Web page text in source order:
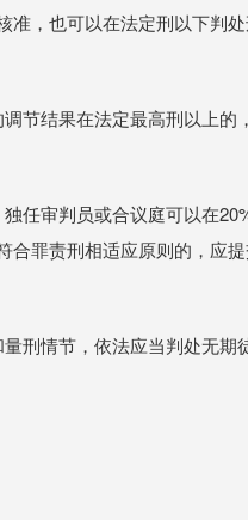
，也可以在法定刑以下判处
调节结果在法定最高刑以上的
独任审判员或合议庭可以在
合罪责刑相适应原则的，应
量刑情节，依法应当判处无期